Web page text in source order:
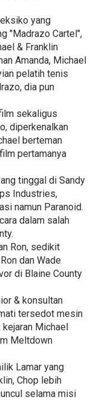
yang
"Madrazo Cartel",
& Franklin
Amanda, Michael
pelatih tenis
dia pun
sekaligus
diperkenalkan
berteman
pertamanya
tinggal di Sandy
Industries,
namun Paranoid.
dalam salah
Ron, sedikit
dan Wade
di Blaine County
& konsultan
tersedot mesin
Michael
Meltdown
Lamar yang
Chop lebih
selama misi